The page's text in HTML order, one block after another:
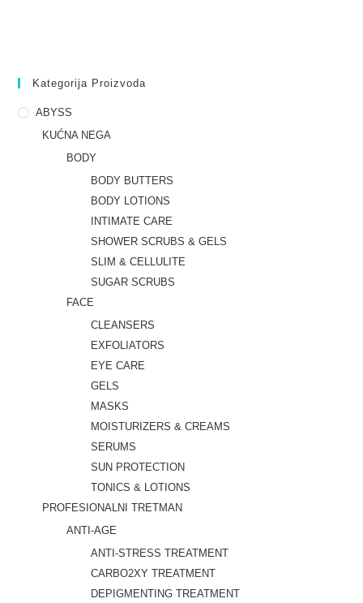
Kategorija Proizvoda
ABYSS
KUĆNA NEGA
BODY
BODY BUTTERS
BODY LOTIONS
INTIMATE CARE
SHOWER SCRUBS & GELS
SLIM & CELLULITE
SUGAR SCRUBS
FACE
CLEANSERS
EXFOLIATORS
EYE CARE
GELS
MASKS
MOISTURIZERS & CREAMS
SERUMS
SUN PROTECTION
TONICS & LOTIONS
PROFESIONALNI TRETMAN
ANTI-AGE
ANTI-STRESS TREATMENT
CARBO2XY TREATMENT
DEPIGMENTING TREATMENT